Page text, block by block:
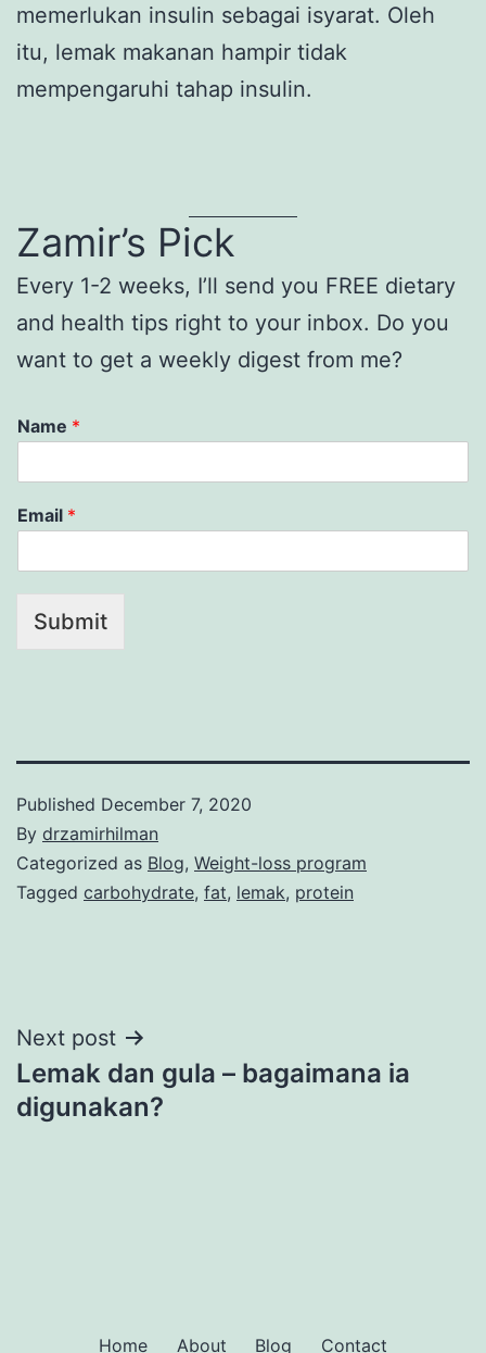
memerlukan insulin sebagai isyarat. Oleh
itu, lemak makanan hampir tidak
mempengaruhi tahap insulin.
Zamir’s Pick
Every 1-2 weeks, I’ll send you FREE dietary
and health tips right to your inbox. Do you
want to get a weekly digest from me?
Name *
Email *
Submit
Published December 7, 2020
By drzamirhilman
Categorized as Blog, Weight-loss program
Tagged carbohydrate, fat, lemak, protein
Post
navigation
Next post
Lemak dan gula – bagaimana ia
digunakan?
Home About Blog Contact